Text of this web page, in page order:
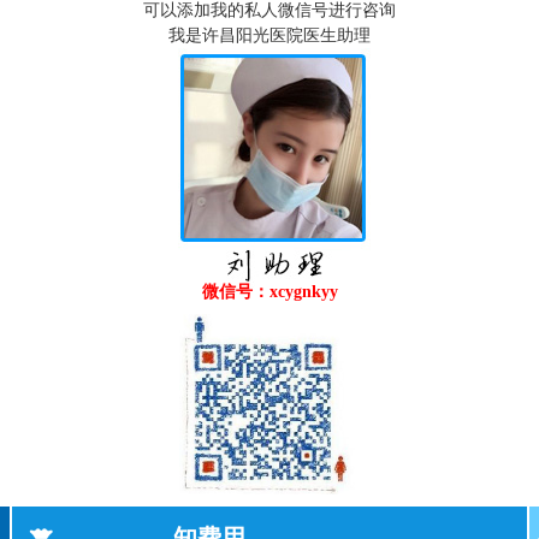
可以添加我的私人微信号进行咨询
我是许昌阳光医院医生助理
微信号：xcygnkyy